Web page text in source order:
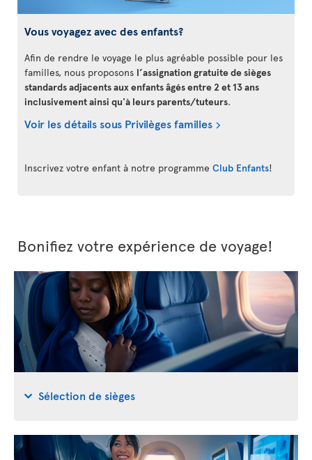
Vous voyagez avec des enfants?
Afin de rendre le voyage le plus agréable possible pour les
familles, nous proposons l’assignation gratuite de sièges
standards adjacents aux enfants âgés entre 2 et 13 ans
inclusivement ainsi qu'à leurs parents/tuteurs.
Voir les détails sous Privilèges familles
Inscrivez votre enfant à notre programme Club Enfants!
Bonifiez votre expérience de voyage!
Sélection de sièges